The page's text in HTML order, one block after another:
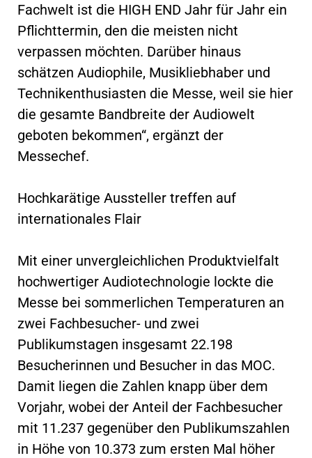
Fachwelt ist die HIGH END Jahr für Jahr ein
Pflichttermin, den die meisten nicht
verpassen möchten. Darüber hinaus
schätzen Audiophile, Musikliebhaber und
Technikenthusiasten die Messe, weil sie hier
die gesamte Bandbreite der Audiowelt
geboten bekommen“, ergänzt der
Messechef.
Hochkarätige Aussteller treffen auf
internationales Flair
Mit einer unvergleichlichen Produktvielfalt
hochwertiger Audiotechnologie lockte die
Messe bei sommerlichen Temperaturen an
zwei Fachbesucher- und zwei
Publikumstagen insgesamt 22.198
Besucherinnen und Besucher in das MOC.
Damit liegen die Zahlen knapp über dem
Vorjahr, wobei der Anteil der Fachbesucher
mit 11.237 gegenüber den Publikumszahlen
in Höhe von 10.373 zum ersten Mal höher